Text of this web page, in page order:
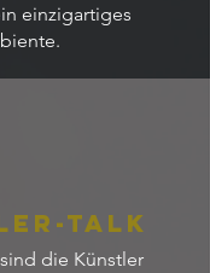
einzigartiges
Talk
die Künstler